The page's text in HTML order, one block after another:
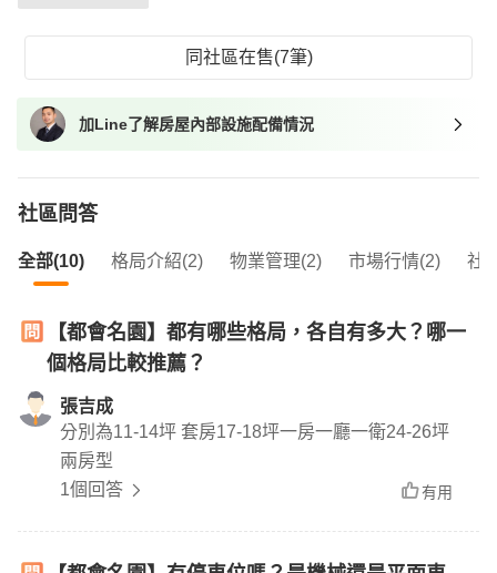
同社區在售(7筆)
加Line了解房屋內部設施配備情況
社區問答
全部(10) 格局介紹(2) 物業管理(2) 市場行情(2) 社
【都會名園】都有哪些格局，各自有多大？哪一
個格局比較推薦？
張吉成
分別為11-14坪 套房17-18坪一房一廳一衛24-26坪
兩房型
1個回答
有用